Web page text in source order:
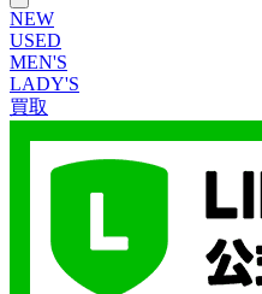
NEW
USED
MEN'S
LADY'S
買取